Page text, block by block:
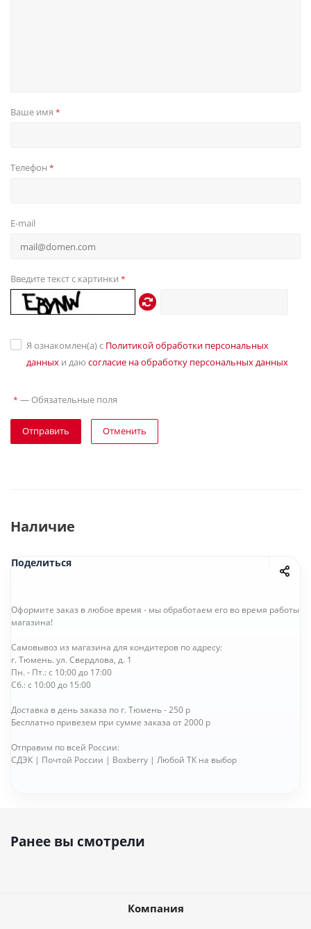
Ваше имя *
Телефон *
E-mail
Введите текст с картинки *
Я ознакомлен(а) с Политикой обработки персональных
данных и даю согласие на обработку персональных данных
* — Обязательные поля
Отправить Отменить
Наличие
Поделиться
Оформите заказ в любое время - мы обработаем его во время работы
магазина!
Самовывоз из магазина для кондитеров по адресу:
г. Тюмень. ул. Свердлова, д. 1
Пн. - Пт.: с 10:00 до 17:00
Сб.: с 10:00 до 15:00
Доставка в день заказа по г. Тюмень - 250 р
Бесплатно привезем при сумме заказа от 2000 р
Отправим по всей России:
СДЭК | Почтой России | Boxberry | Любой ТК на выбор
Ранее вы смотрели
Компания